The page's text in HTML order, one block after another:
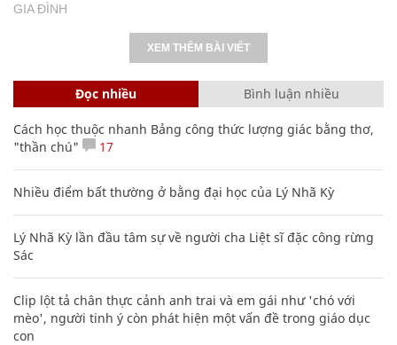
GIA ĐÌNH
XEM THÊM BÀI VIẾT
Đọc nhiều Bình luận nhiều
Cách học thuộc nhanh Bảng công thức lượng giác bằng thơ,
"thần chú"
17
Nhiều điểm bất thường ở bằng đại học của Lý Nhã Kỳ
Lý Nhã Kỳ lần đầu tâm sự về người cha Liệt sĩ đặc công rừng
Sác
Clip lột tả chân thực cảnh anh trai và em gái như 'chó với
mèo', người tinh ý còn phát hiện một vấn đề trong giáo dục
con